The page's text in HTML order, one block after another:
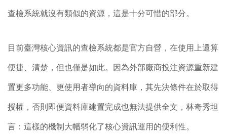
查檢系統就沒有類似的資源，這是十分可惜的部分。
目前臺灣核心資訊的查檢系統都是官方自營，在使用上還算
便捷、清楚，但也僅是如此。因為外部廠商投注資源重新建
置更多功能、更使用者導向的資料庫，其先決條件在於取得
授權，否則即便資料庫建置完成也無法提供全文，林奇秀坦
言：這樣的機制大幅弱化了核心資訊運用的便利性。